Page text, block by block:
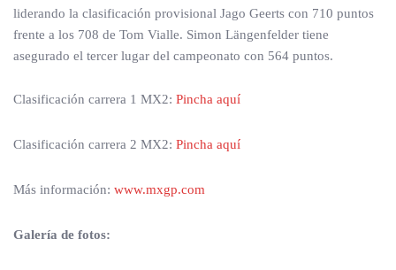
liderando la clasificación provisional Jago Geerts con 710 puntos
frente a los 708 de Tom Vialle. Simon Längenfelder tiene
asegurado el tercer lugar del campeonato con 564 puntos.
Clasificación carrera 1 MX2: Pincha aquí
Clasificación carrera 2 MX2: Pincha aquí
Más información: www.mxgp.com
Galería de fotos: